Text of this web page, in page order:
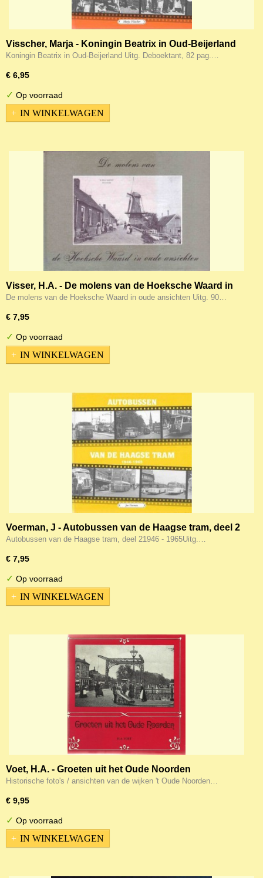
Visscher, Marja - Koningin Beatrix in Oud-Beijerland
Koningin Beatrix in Oud-Beijerland Uitg. Deboektant, 82 pag.…
€ 6,95
✓ Op voorraad
IN WINKELWAGEN
Visser, H.A. - De molens van de Hoeksche Waard in
oude ansichten
De molens van de Hoeksche Waard in oude ansichten Uitg. 90…
€ 7,95
✓ Op voorraad
IN WINKELWAGEN
Voerman, J - Autobussen van de Haagse tram, deel 2
1946 - 1965
Autobussen van de Haagse tram, deel 21946 - 1965Uitg.…
€ 7,95
✓ Op voorraad
IN WINKELWAGEN
Voet, H.A. - Groeten uit het Oude Noorden
Historische foto's / ansichten van de wijken 't Oude Noorden…
€ 9,95
✓ Op voorraad
IN WINKELWAGEN